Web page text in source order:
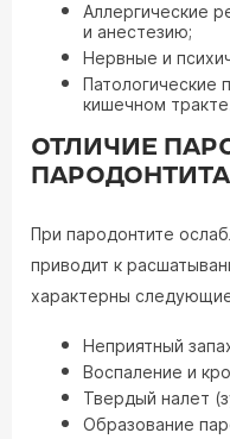
Аллергические
и анестезию;
Нервные и
Патологические
кишечном
ОТЛИЧИЕ
ПАРОДОНТИТА
При пародонтите
приводит к
характерны
Неприятный
Воспаление и
Твердый налет
Образование